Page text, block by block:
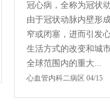
冠心病，全称为冠状
由于冠状动脉内壁形
窄或闭塞，进而引发
生活方式的改变和城
全球范围内的重大...
心血管内科二病区 04/15